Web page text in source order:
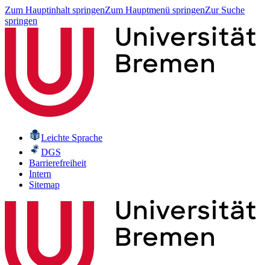
Zum Hauptinhalt springenZum Hauptmenü springenZur Suche
springen
Leichte Sprache
DGS
Barrierefreiheit
Intern
Sitemap